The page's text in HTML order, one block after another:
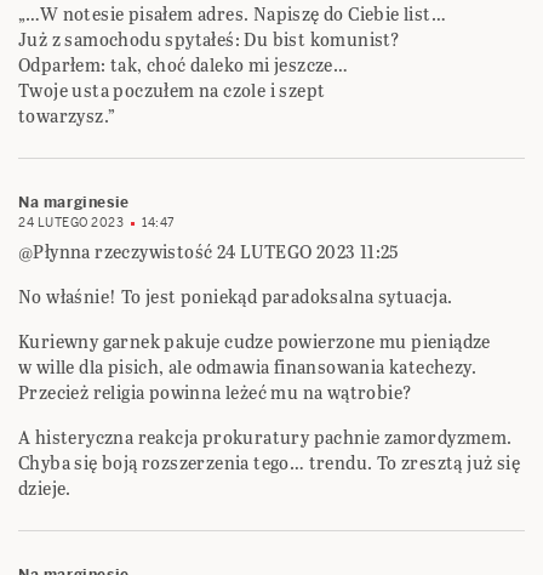
„…W notesie pisałem adres. Napiszę do Ciebie list…
Już z samochodu spytałeś: Du bist komunist?
Odparłem: tak, choć daleko mi jeszcze…
Twoje usta poczułem na czole i szept
towarzysz.”
Na marginesie
24 LUTEGO 2023 14:47
@Płynna rzeczywistość 24 LUTEGO 2023 11:25
No właśnie! To jest poniekąd paradoksalna sytuacja.
Kuriewny garnek pakuje cudze powierzone mu pieniądze
w wille dla pisich, ale odmawia finansowania katechezy.
Przecież religia powinna leżeć mu na wątrobie?
A histeryczna reakcja prokuratury pachnie zamordyzmem.
Chyba się boją rozszerzenia tego… trendu. To zresztą już się
dzieje.